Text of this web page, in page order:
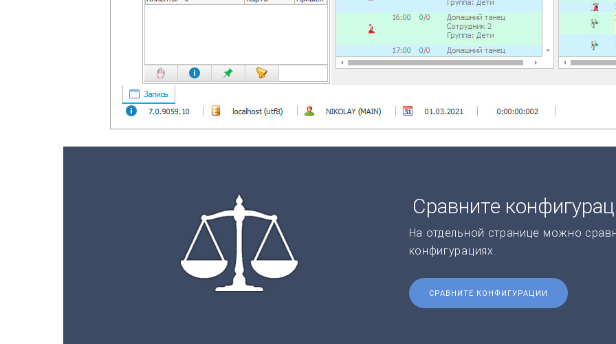
Сравните
На отдельной странице можно
конфигурациях.
СРАВНИТЕ КОНФИГУРАЦИИ